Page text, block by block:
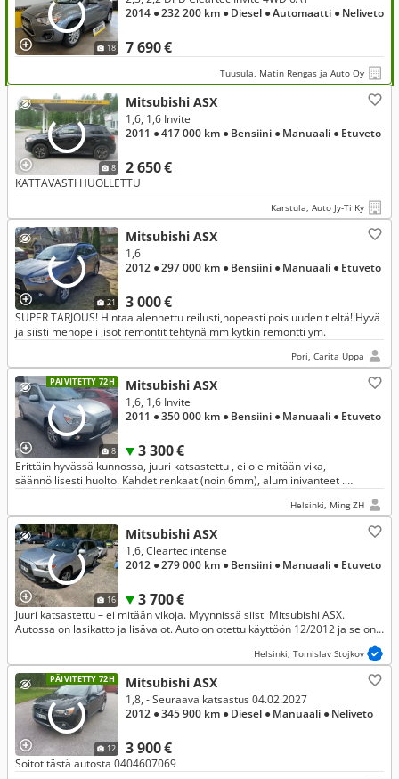
18 7 690 €
2014 ● 232 200 km ● Diesel ● Automaatti ● Neliveto
Tuusula, Matin Rengas ja Auto Oy
8
Mitsubishi ASX
2 650 €
1,6, 1,6 Invite
2011 ● 417 000 km ● Bensiini ● Manuaali ● Etuveto
KATTAVASTI HUOLLETTU
Karstula, Auto Jy-Ti Ky
21
Mitsubishi ASX
3 000 €
1,6
2012 ● 297 000 km ● Bensiini ● Manuaali ● Etuveto
SUPER TARJOUS! Hintaa alennettu reilusti,nopeasti pois uuden tieltä! Hyvä
ja siisti menopeli ,isot remontit tehtynä mm kytkin remontti ym.
Pori, Carita Uppa
PÄIVITETTY 72H
8
Mitsubishi ASX
3 300 €
1,6, 1,6 Invite
2011 ● 350 000 km ● Bensiini ● Manuaali ● Etuveto
Erittäin hyvässä kunnossa, juuri katsastettu , ei ole mitään vika,
säännöllisesti huolto. Kahdet renkaat (noin 6mm), alumiinivanteet .
Helsinki, Ming ZH
16
Mitsubishi ASX
3 700 €
1,6, Cleartec intense
2012 ● 279 000 km ● Bensiini ● Manuaali ● Etuveto
Juuri katsastettu – ei mitään vikoja. Myynnissä siisti Mitsubishi ASX.
Autossa on lasikatto ja lisävalot. Auto on otettu käyttöön 12/2012 ja se on
Helsinki, Tomislav Stojkov
PÄIVITETTY 72H
12
Mitsubishi ASX
3 900 €
1,8, - Seuraava katsastus 04.02.2027
2012 ● 345 900 km ● Diesel ● Manuaali ● Neliveto
Soitot tästä autosta 0404607069